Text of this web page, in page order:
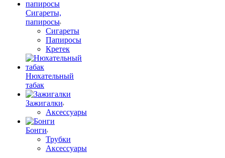
Сигареты,
папиросы
Сигареты
Папиросы
Кретек
Нюхательный
табак
Зажигалки
Аксессуары
Бонги
Трубки
Аксессуары